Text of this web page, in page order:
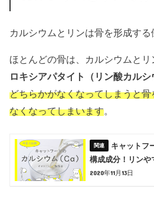
カルシウムとリンは骨を形成する
ほとんどの骨は、カルシウムと
ロキシアパタイト（リン酸カルシ
どちらかがなくなってしまうと
なくなってしまいます。
キャットフ
構成成分！リンや
2020年11月13日